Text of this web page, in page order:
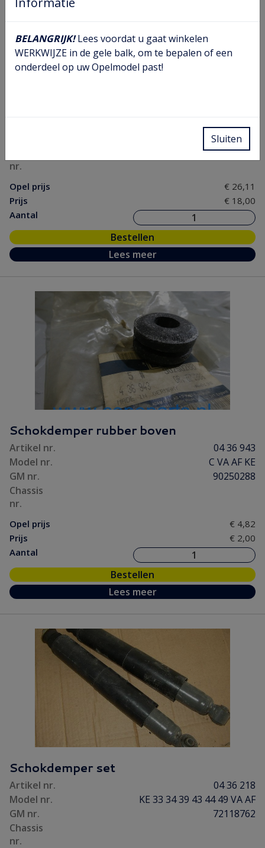
AF OA
90236964
nr.
Opel prijs
€ 26,11
Prijs
€ 18,00
Aantal
Bestellen
Lees meer
Schokdemper rubber boven
Artikel nr.
04 36 943
Model nr.
C VA AF KE
GM nr.
90250288
Chassis
nr.
Opel prijs
€ 4,82
Prijs
€ 2,00
Aantal
Bestellen
Lees meer
Schokdemper set
Artikel nr.
04 36 218
Model nr.
KE 33 34 39 43 44 49 VA AF
GM nr.
72118762
Chassis
nr.
BELANGRIJK!Lees voordat u gaat winkelen
WERKWIJZE in de gele balk, om te bepalen of een
onderdeel op uw Opelmodel past!
Sluiten